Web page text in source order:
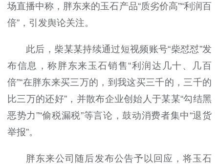
场直播中称，胖东来的玉石产品“质劣价高”“利润百
倍”，引发舆论关注。
此后，柴某某持续通过短视频账号“柴怼怼”发
布信息，称胖东来玉石销售“利润达几十、几百
倍”“在胖东来买三万的，到我这买三千的，三千的
比三万的还好”，并散布企业创始人于某某“勾结黑
恶势力”“偷税漏税”等言论，鼓动消费者集中“退货
举报”。
胖东来公司随后发布公告予以回应，将玉石